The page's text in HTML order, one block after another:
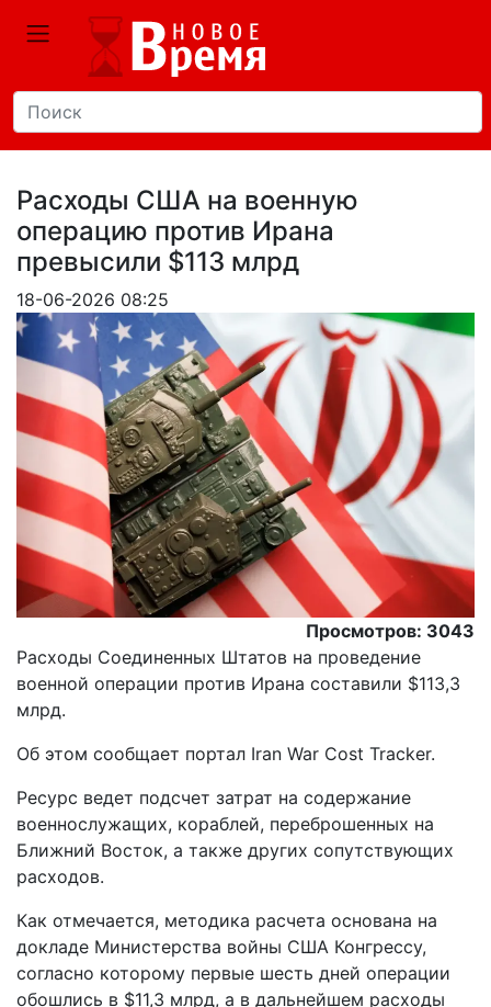
Расходы США на военную
операцию против Ирана
превысили $113 млрд
18-06-2026 08:25
Просмотров: 3043
Расходы Соединенных Штатов на проведение
военной операции против Ирана составили $113,3
млрд.
Oб этом сообщает портал Iran War Cost Tracker.
Ресурс ведет подсчет затрат на содержание
военнослужащих, кораблей, переброшенных на
Ближний Восток, а также других сопутствующих
расходов.
Как отмечается, методика расчета основана на
докладе Министерства войны США Конгрессу,
согласно которому первые шесть дней операции
обошлись в $11,3 млрд, а в дальнейшем расходы